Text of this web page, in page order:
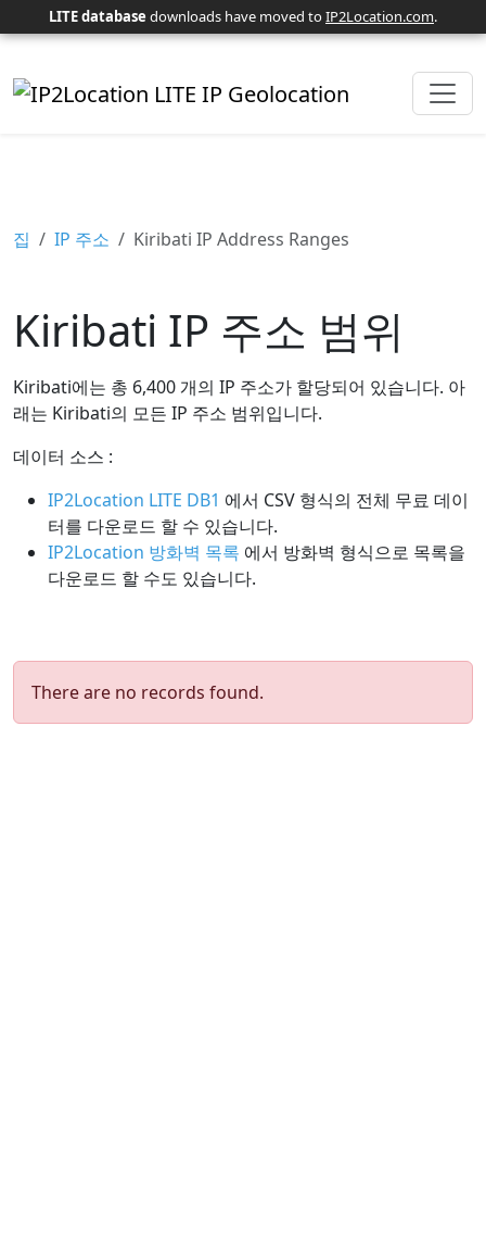
LITE database downloads have moved toIP2Location.com.
집 IP 주소 Kiribati IP Address Ranges
Kiribati IP 주소 범위
Kiribati에는 총 6,400 개의 IP 주소가 할당되어 있습니다. 아
래는 Kiribati의 모든 IP 주소 범위입니다.
데이터 소스 :
IP2Location LITE DB1 에서 CSV 형식의 전체 무료 데이
터를 다운로드 할 수 있습니다.
IP2Location 방화벽 목록 에서 방화벽 형식으로 목록을
다운로드 할 수도 있습니다.
There are no records found.